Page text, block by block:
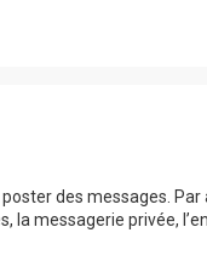
des messages. Par
messagerie privée,